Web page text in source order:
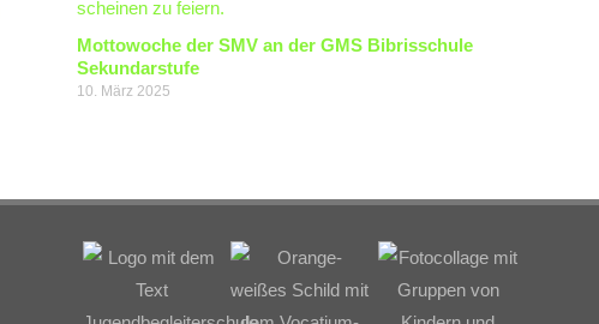
Mottowoche der SMV an der GMS Bibrisschule
Sekundarstufe
10. März 2025